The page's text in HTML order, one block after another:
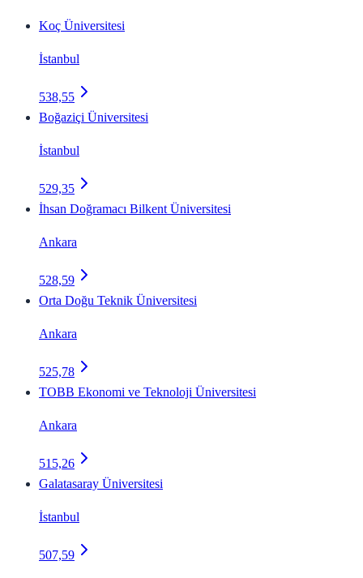
Koç Üniversitesi
İstanbul
538,55
Boğaziçi Üniversitesi
İstanbul
529,35
İhsan Doğramacı Bilkent Üniversitesi
Ankara
528,59
Orta Doğu Teknik Üniversitesi
Ankara
525,78
TOBB Ekonomi ve Teknoloji Üniversitesi
Ankara
515,26
Galatasaray Üniversitesi
İstanbul
507,59